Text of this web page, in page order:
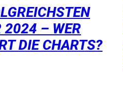
2024 – WER
DIE CHARTS?